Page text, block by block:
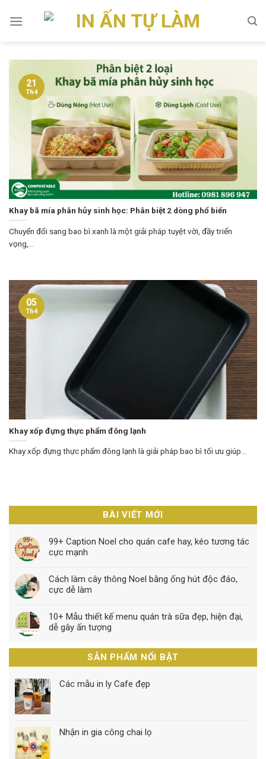
Khay bã mía phân hủy sinh học: Phân biệt 2 dòng phổ biến
Chuyển đổi sang bao bì xanh là một giải pháp tuyệt vời, đầy triển
vọng,...
21
Th4
Khay xốp đựng thực phẩm đông lạnh
Khay xốp đựng thực phẩm đông lạnh là giải pháp bao bì tối ưu giúp...
05
Th4
BÀI VIẾT MỚI
99+ Caption Noel cho quán cafe hay, kéo tương tác
cực mạnh
Cách làm cây thông Noel bằng ống hút độc đáo,
cực dễ làm
10+ Mẫu thiết kế menu quán trà sữa đẹp, hiện đại,
dễ gây ấn tượng
SẢN PHẨM NỔI BẬT
Các mẫu in ly Cafe đẹp
Nhận in gia công chai lọ